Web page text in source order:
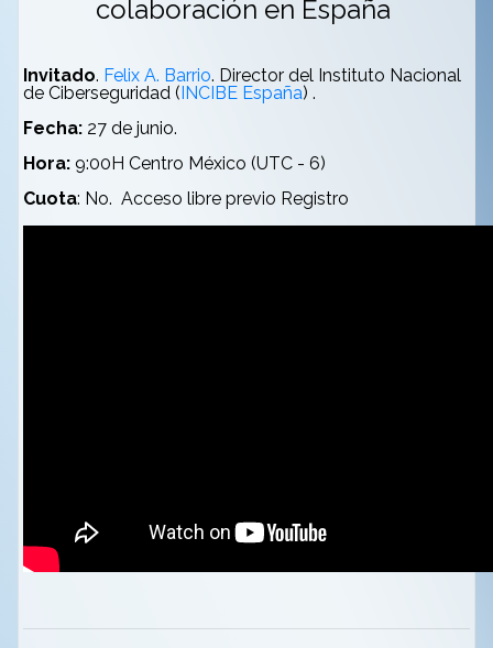
colaboración en España
Invitado. Felix A. Barrio. Director del Instituto Nacional
de Ciberseguridad (INCIBE España) .
Fecha: 27 de junio.
Hora: 9:00H Centro México (UTC - 6)
Cuota: No. Acceso libre previo Registro